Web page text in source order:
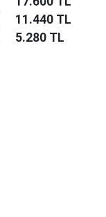
11.440 TL
5.280 TL